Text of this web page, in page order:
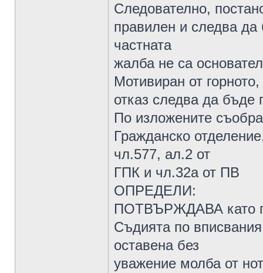
Следователно,
правилен и следва
частната
жалба не са
Мотивиран от
отказ следва да бъде
По изложените
Гражданско
чл.577, ал.2 от
ГПК и чл.32а от ПВ
ОПРЕДЕЛИ:
ПОТВЪРЖДАВА като
Съдията по
оставена без
уважение молба от